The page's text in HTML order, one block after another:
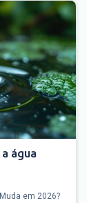
água
em 2026?